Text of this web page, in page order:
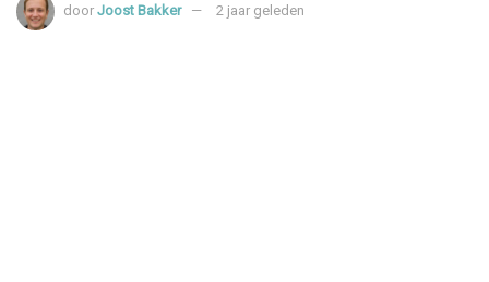
door Joost Bakker 2 jaar geleden